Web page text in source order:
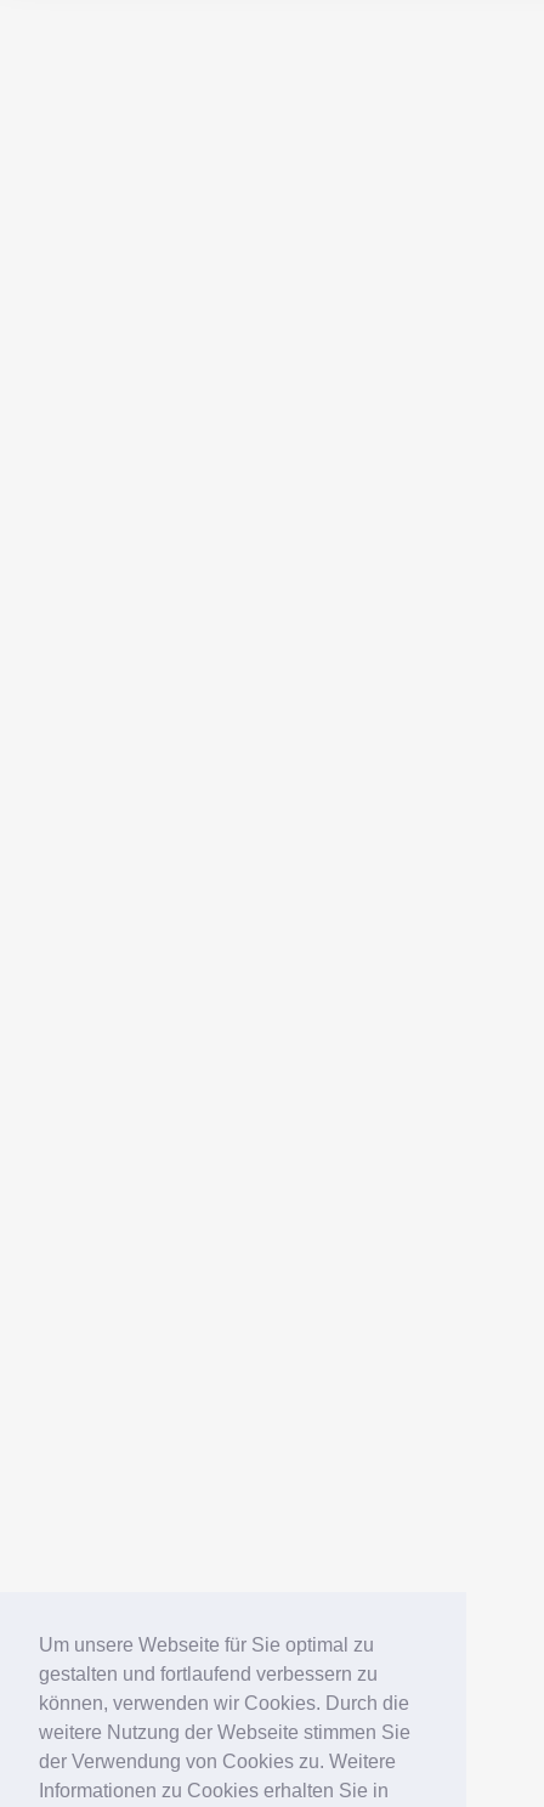
Um unsere Webseite für Sie optimal zu
gestalten und fortlaufend verbessern zu
können, verwenden wir Cookies. Durch die
weitere Nutzung der Webseite stimmen Sie
der Verwendung von Cookies zu. Weitere
Informationen zu Cookies erhalten Sie in